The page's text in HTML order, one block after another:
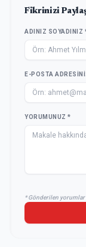
Fikrinizi
ADINIZ SOYADINIZ
E-POSTA
YORUMUNUZ *
* Gönderilen yorumlar